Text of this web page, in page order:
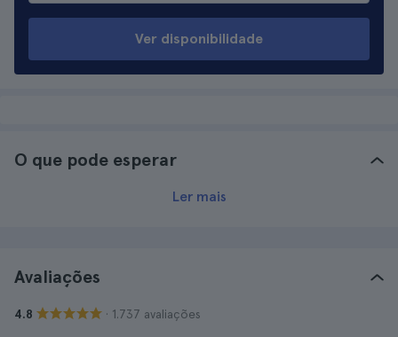
Ver disponibilidade
O que pode esperar
Ler mais
Avaliações
4.8 · 1.737 avaliações